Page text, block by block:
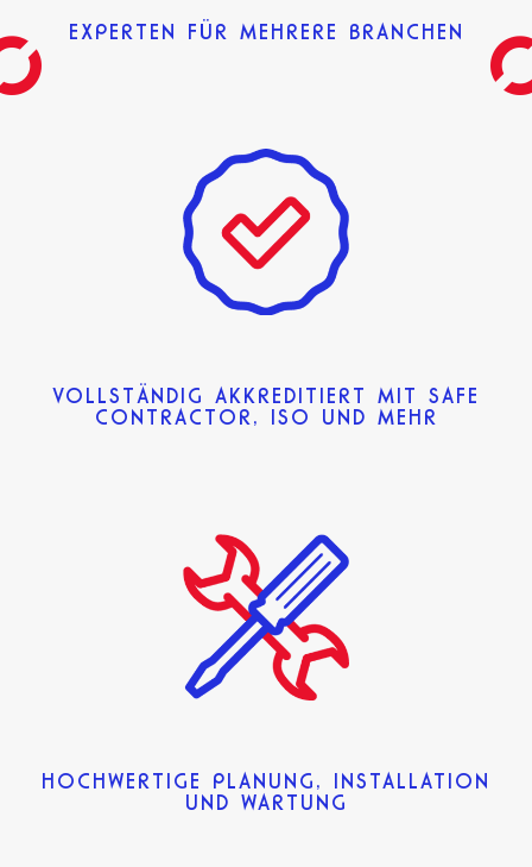
EXPERTEN FÜR MEHRERE BRANCHEN
VOLLSTÄNDIG AKKREDITIERT MIT SAFE
CONTRACTOR, ISO UND MEHR
HOCHWERTIGE PLANUNG, INSTALLATION
UND WARTUNG